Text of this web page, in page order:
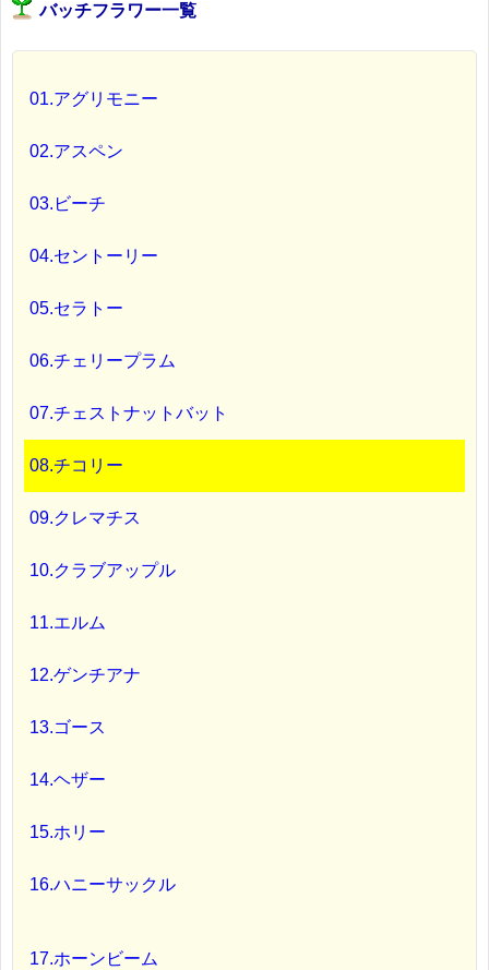
バッチフラワー一覧
01.アグリモニー
02.アスペン
03.ビーチ
04.セントーリー
05.セラトー
06.チェリープラム
07.チェストナットバット
08.チコリー
09.クレマチス
10.クラブアップル
11.エルム
12.ゲンチアナ
13.ゴース
14.ヘザー
15.ホリー
16.ハニーサックル
17.ホーンビーム